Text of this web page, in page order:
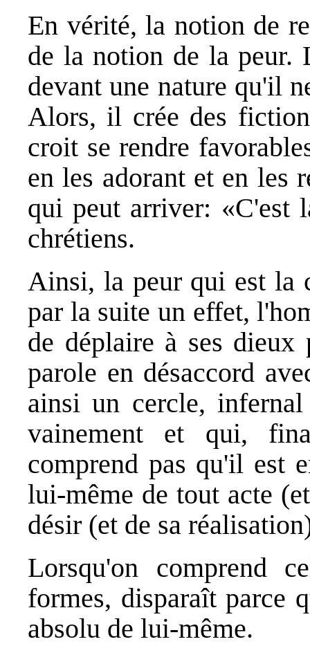
En vérité, la notion de
de la notion de la peur.
devant une nature qu'il
Alors, il crée des
croit se rendre
en les adorant et en les
qui peut arriver: «C'est
chrétiens.
Ainsi, la peur qui est la
par la suite un effet,
de déplaire à ses dieux
parole en désaccord
ainsi un cercle,
vainement et qui,
comprend pas qu'il est
lui-même de tout acte
désir (et de sa
Lorsqu'on comprend
formes, disparaît parce
absolu de lui-même.